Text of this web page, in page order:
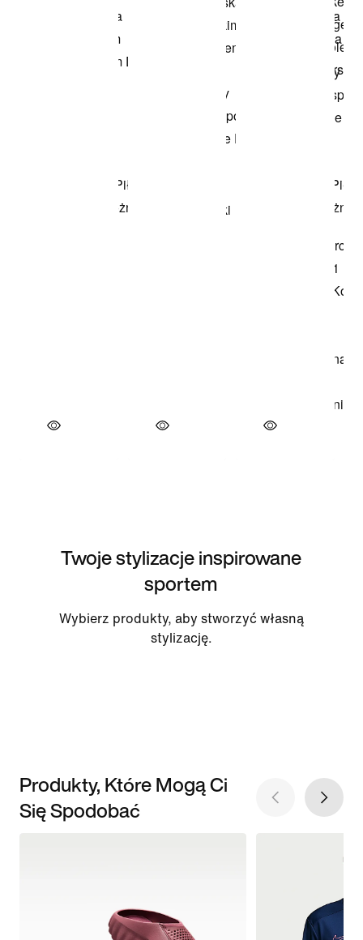
Twoje stylizacje inspirowane
sportem
Wybierz produkty, aby stworzyć własną
stylizację.
Produkty, Które Mogą Ci
Się Spodobać